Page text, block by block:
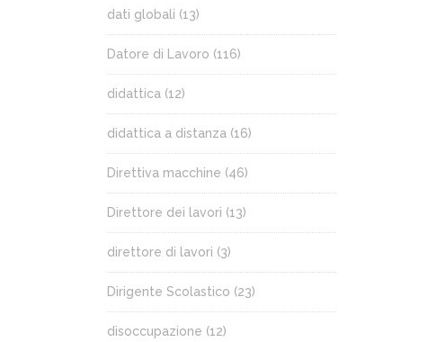
dati globali (13)
Datore di Lavoro (116)
didattica (12)
didattica a distanza (16)
Direttiva macchine (46)
Direttore dei lavori (13)
direttore di lavori (3)
Dirigente Scolastico (23)
disoccupazione (12)